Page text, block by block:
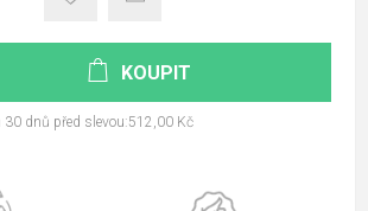
KOUPIT
30 dnů před slevou:512,00 Kč